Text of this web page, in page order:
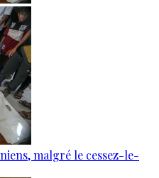
malgré le cessez-le-